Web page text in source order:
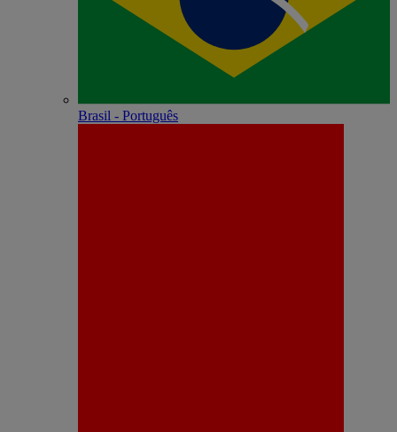
Brasil - Português